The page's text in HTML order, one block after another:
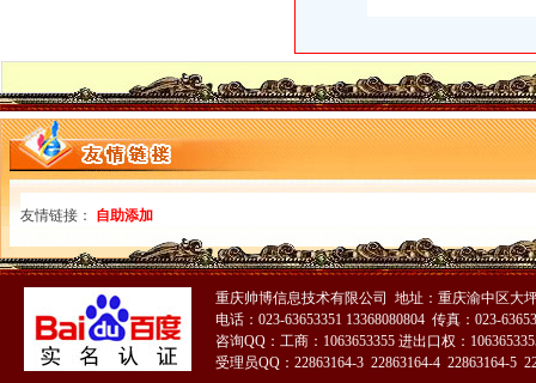
友情链接： 自助添加
重庆帅博信息技术有限公司 地址：重庆渝中区大
电话：023-63653351 13368080804 传真：023-
咨询QQ：工商：1063653355 进出口权：
受理员QQ：22863164-3 22863164-4 22863164-5